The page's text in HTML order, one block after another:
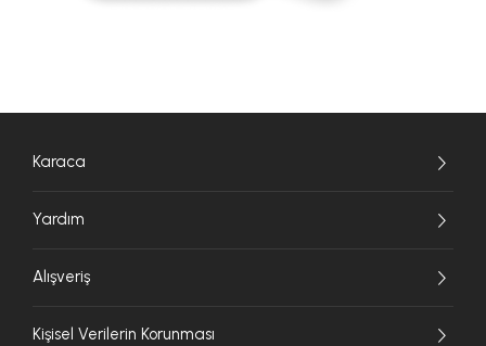
Karaca
Yardım
Alışveriş
Kişisel Verilerin Korunması